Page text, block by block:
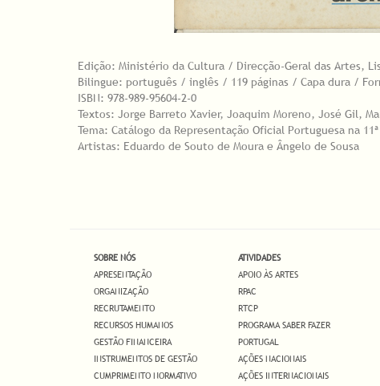
Edição: Ministério da Cultura / Direcção-Geral das Artes,
Bilingue: português / inglês / 119 páginas / Capa dura /
ISBN: 978-989-95604-2-0
Textos: Jorge Barreto Xavier, Joaquim Moreno, José Gil,
Tema: Catálogo da Representação Oficial Portuguesa na
Artistas: Eduardo de Souto de Moura e Ângelo de Sousa
SOBRE NÓS
APRESENTAÇÃO
ORGANIZAÇÃO
RECRUTAMENTO
RECURSOS HUMANOS
GESTÃO FINANCEIRA
INSTRUMENTOS DE GESTÃO
CUMPRIMENTO NORMATIVO
ATIVIDADES
APOIO ÀS ARTES
RPAC
RTCP
PROGRAMA SABER FAZER
PORTUGAL
AÇÕES NACIONAIS
AÇÕES INTERNACIONAIS